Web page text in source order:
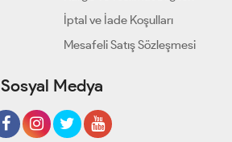
İptal ve İade Koşulları
Mesafeli Satış Sözleşmesi
Sosyal Medya